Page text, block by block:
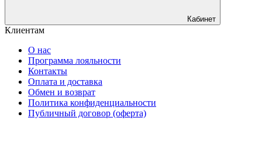
Кабинет
Клиентам
О нас
Программа лояльности
Контакты
Оплата и доставка
Обмен и возврат
Политика конфиденциальности
Публичный договор (оферта)